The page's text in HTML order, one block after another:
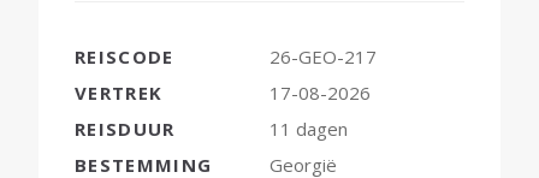
REISCODE
26-GEO-217
VERTREK
17-08-2026
REISDUUR
11 dagen
BESTEMMING
Georgië